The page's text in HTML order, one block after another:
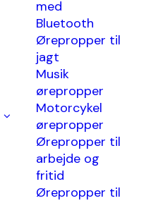
med
Bluetooth
Ørepropper til
jagt
Musik
ørepropper
Motorcykel
ørepropper
Ørepropper til
arbejde og
fritid
Ørepropper til